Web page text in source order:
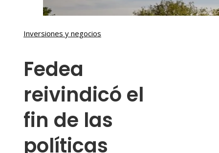
Inversiones y negocios
Fedea
reivindicó el
fin de las
políticas